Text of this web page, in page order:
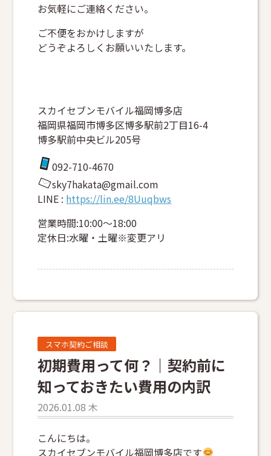
お気軽にご連絡ください。
ご不便をおかけしますが
どうぞよろしくお願いいたします。
スカイセブンモバイル福岡博多店
福岡県福岡市博多区博多駅前2丁目16-4
博多駅前中央ビル205号
092-710-4670
sky7hakata@gmail.com
LINE : https://lin.ee/8Uuqbws
営業時間:10:00～18:00
定休日:水曜・土曜※変更アリ
スマホ契約ご相談
初期費用って何？｜契約前に
知っておきたい費用の内訳
2026.01.08 木
こんにちは。
スカイセブンモバイル福岡博多店です